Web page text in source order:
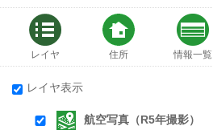
レイヤ 住所 情報一覧
レイヤ表示
航空写真（R5年撮影）